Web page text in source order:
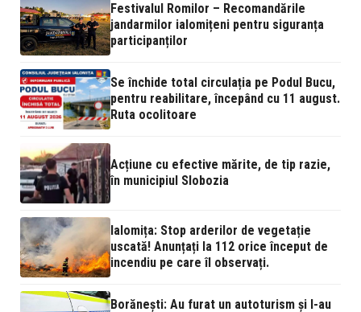
Festivalul Romilor – Recomandările
jandarmilor ialomițeni pentru siguranța
participanților
Se închide total circulația pe Podul Bucu,
pentru reabilitare, începând cu 11 august.
Ruta ocolitoare
Acțiune cu efective mărite, de tip razie,
în municipiul Slobozia
Ialomița: Stop arderilor de vegetație
uscată! Anunțați la 112 orice început de
incendiu pe care îl observați.
Borănești: Au furat un autoturism și l-au